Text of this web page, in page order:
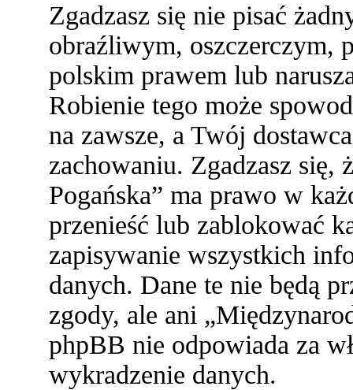
Zgadzasz się nie pisać
obraźliwym, oszczerczym,
polskim prawem lub
Robienie tego może
na zawsze, a Twój
zachowaniu. Zgadzasz się,
Pogańska” ma prawo w
przenieść lub zablokować
zapisywanie wszystkich
danych. Dane te nie będą
zgody, ale ani
phpBB nie odpowiada za
wykradzenie danych.